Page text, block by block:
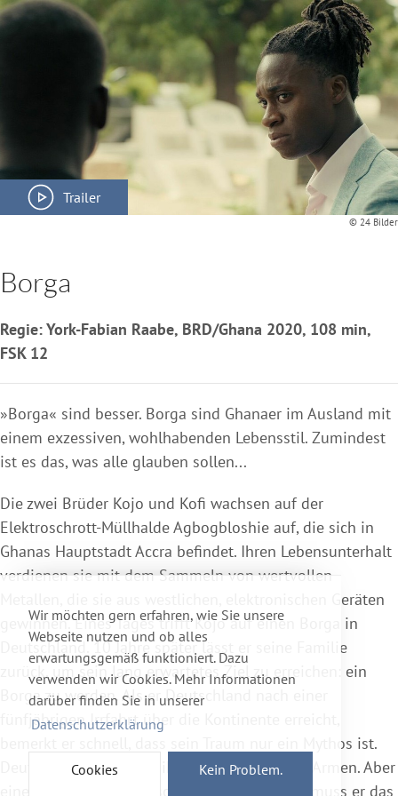
Wir möchten gern erfahren, wie Sie unsere
Webseite nutzen und ob alles
erwartungsgemäß funktioniert. Dazu
verwenden wir Cookies. Mehr Informationen
darüber finden Sie in unserer
Datenschutzerklärung
Cookies
Kein Problem.
Trailer
© 24 Bilder
Borga
Regie: York-Fabian Raabe, BRD/Ghana 2020, 108 min,
FSK 12
»Borga« sind besser. Borga sind Ghanaer im Ausland mit
einem exzessiven, wohlhabenden Lebensstil. Zumindest
ist es das, was alle glauben sollen...
Die zwei Brüder Kojo und Kofi wachsen auf der
Elektroschrott-Müllhalde Agbogbloshie auf, die sich in
Ghanas Hauptstadt Accra befindet. Ihren Lebensunterhalt
verdienen sie mit dem Sammeln von wertvollen
Metallen, die sie aus westlichen, elektronischen Geräten
gewinnen. Eines Tages trifft Kojo auf einen Borga in
Deutschland. 10 Jahre später lässt er seine Familie
zurück, um sein lang erwartetes Ziel zu erreichen: ein
Borga zu werden. Als er Deutschland nach einer
fünfjährigen Irrfahrt über die Kontinente erreicht,
bemerkt er schnell, dass sein Traum nur ein Mythos ist.
Deutschland empfängt ihn nicht mit offenen Armen. Aber
eine Rückkehr kommt so nicht in Frage! Erst muss er das